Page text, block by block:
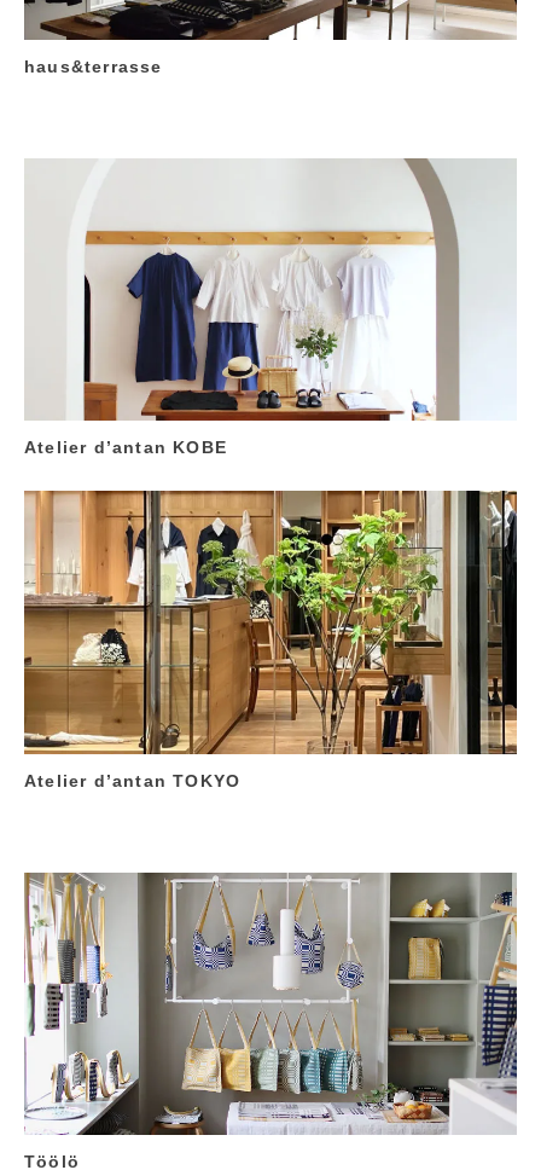
haus&terrasse
Atelier d’antan KOBE
Atelier d’antan TOKYO
Töölö